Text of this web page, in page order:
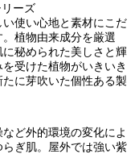
ーズ
い使い心地と素材にこだ
植物由来成分を厳選
秘められた美しさと輝
受けた植物がいきいき
に芽吹いた個性ある製
ど外的環境の変化によ
ぎ肌。屋外では強い紫